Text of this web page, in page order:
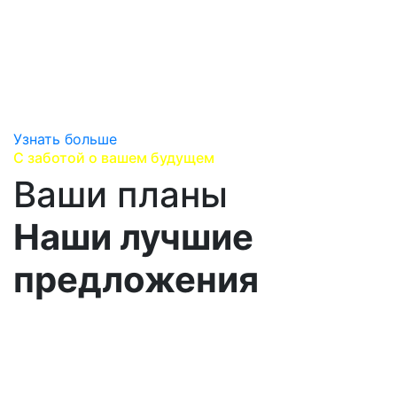
Узнать больше
С заботой о вашем будущем
Ваши планы
Наши лучшие
предложения